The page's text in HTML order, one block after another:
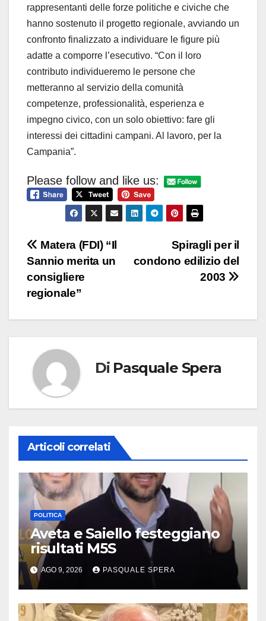
rappresentanti delle forze politiche e civiche che
hanno sostenuto il progetto regionale, avviando un
confronto finalizzato a individuare le figure più
adatte a comporre l’esecutivo. “Con il loro
contributo individueremo le persone che
metteranno al servizio della comunità
competenze, professionalità, esperienza e
impegno civico, con un solo obiettivo: fare gli
interessi dei cittadini campani. Al lavoro, per la
Campania”.
Please follow and like us:
Navigazione
articoli
Spiragli per il
condono edilizio del
2003
Matera (FDI) “Il
Sannio merita un
consigliere
regionale”
Di Pasquale Spera
Articoli correlati
POLITICA
Aveta e Saiello festeggiano
risultati M5S
AGO 9, 2026 PASQUALE SPERA